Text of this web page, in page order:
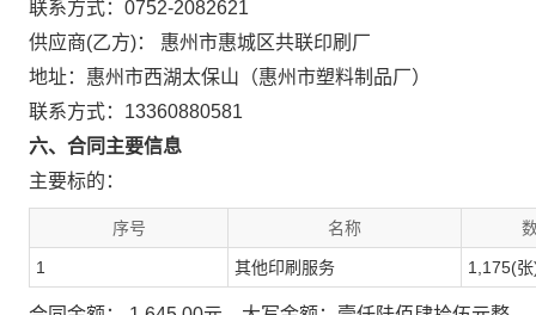
联系方式：0752-2082621
供应商(乙方)： 惠州市惠城区共联印刷厂
地址：惠州市西湖太保山（惠州市塑料制品厂）
联系方式：13360880581
六、合同主要信息
主要标的：
序号 名称
1 其他印刷服务 1,175(